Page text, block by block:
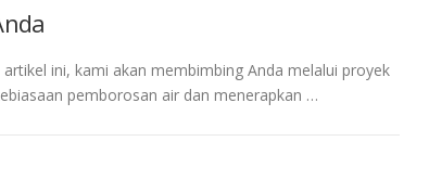
ini, kami akan membimbing Anda melalui proyek
pemborosan air dan menerapkan …